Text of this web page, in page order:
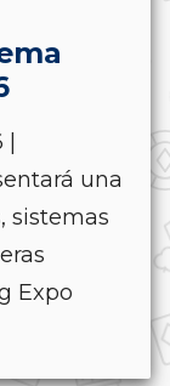
una
sistemas
Expo